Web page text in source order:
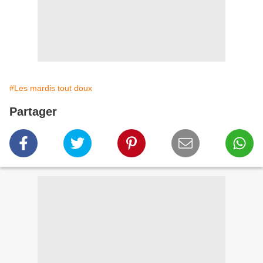
#Les mardis tout doux
Partager